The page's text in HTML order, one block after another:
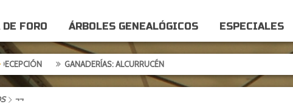
FORO ÁRBOLES GENEALÓGICOS ESPECIALES
GANADERÍAS: ALCURRUCÉN
¬¬